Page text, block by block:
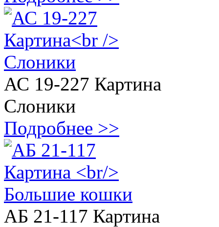
АС 19-227 Картина
Слоники
Подробнее >>
АБ 21-117 Картина